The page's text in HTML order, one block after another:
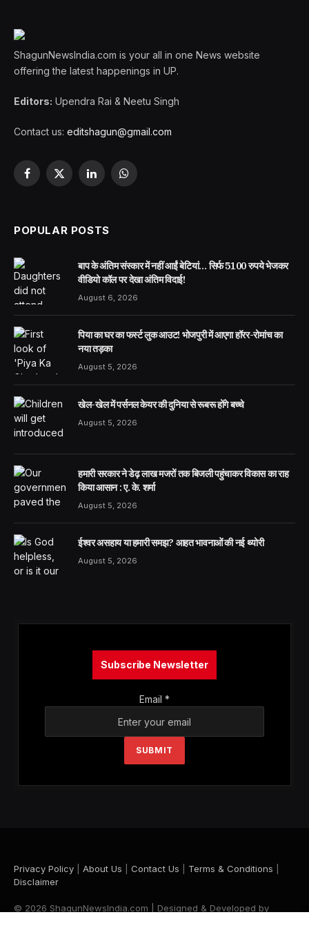
ShagunNewsIndia.com is your all in one News website
offering the latest happenings in UP.
Editors: Upendra Rai & Neetu Singh
Contact us: editshagun@gmail.com
Facebook
X
LinkedInWhatsApp
POPULAR POSTS
बाप के अंतिम संस्कार में नहीं आईं बेटियां… सिर्फ 5100 रुपये भेजकर
वीडियो कॉल पर देखा अंतिम विदाई!
August 6, 2026
पिया का घर का फर्स्ट लुक आउट! भोजपुरी में आएगा हॉरर-रोमांच का
नया तड़का
August 5, 2026
खेल-खेल में पर्सनल केयर की दुनिया से रूबरू होंगे बच्चे
August 5, 2026
हमारी सरकार ने डेढ़ लाख मजरों तक बिजली पहुंचाकर विकास का राह
किया आसान : ए. के. शर्मा
August 5, 2026
ईश्वर असहाय या हमारी समझ? आहत भावनाओं की नई थ्योरी
August 5, 2026
Subscribe Newsletter
Email *
SUBMIT
Privacy Policy About Us Contact Us Terms & Conditions
Disclaimer
© 2026 ShagunNewsIndia.com | Designed & Developed by